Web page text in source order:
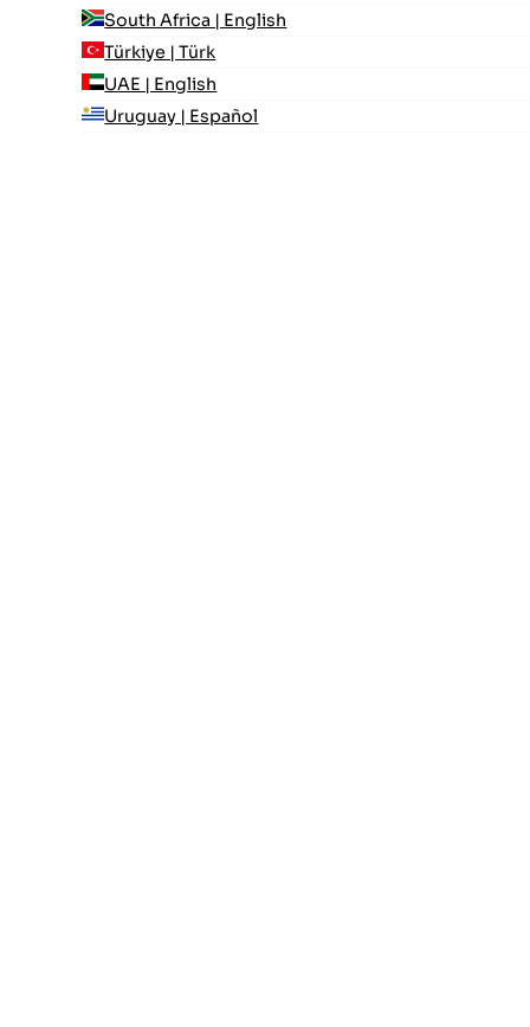
South Africa | English
Türkiye | Türk
UAE | English
Uruguay | Español